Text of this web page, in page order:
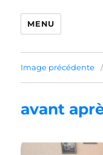
MENU
Image précédente
avant